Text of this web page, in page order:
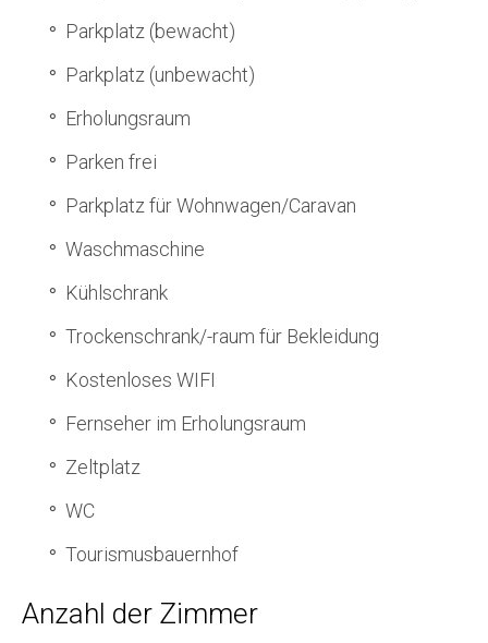
Parkplatz (bewacht)
Parkplatz (unbewacht)
Erholungsraum
Parken frei
Parkplatz für Wohnwagen/Caravan
Waschmaschine
Kühlschrank
Trockenschrank/-raum für Bekleidung
Kostenloses WIFI
Fernseher im Erholungsraum
Zeltplatz
WC
Tourismusbauernhof
Anzahl der Zimmer